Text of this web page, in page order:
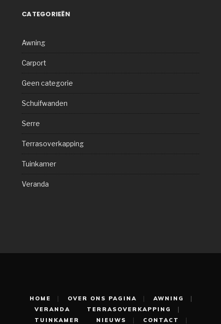
CATEGORIEËN
Awning
Carport
Geen categorie
Schuifwanden
Serre
Terrasoverkapping
Tuinkamer
Veranda
HOME OVER ONS PAGINA
AWNING
VERANDA
TERRASOVERKAPPING
TUINKAMER
NIEUWS CONTACT